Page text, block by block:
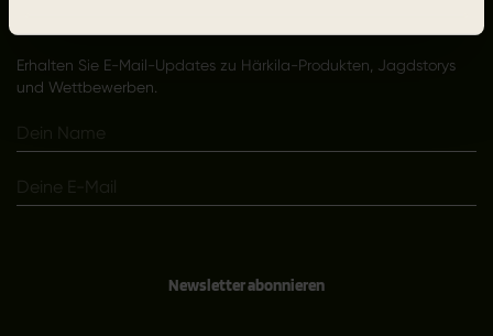
Erhalten Sie E-Mail-Updates zu Härkila-Produkten, Jagdstorys
und Wettbewerben.
Newsletter abonnieren